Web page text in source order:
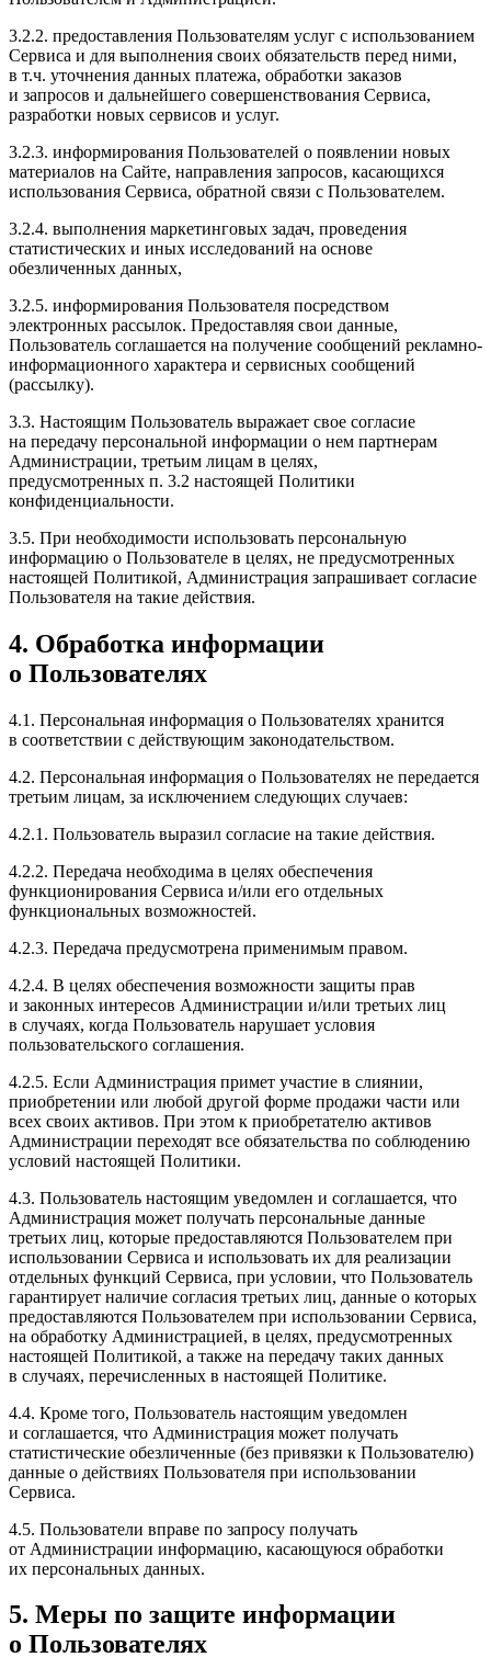
3.2.2. предоставления Пользователям услуг с использованием
Сервиса и для выполнения своих обязательств перед ними,
в т.ч. уточнения данных платежа, обработки заказов
и запросов и дальнейшего совершенствования Сервиса,
разработки новых сервисов и услуг.
3.2.3. информирования Пользователей о появлении новых
материалов на Сайте, направления запросов, касающихся
использования Сервиса, обратной связи с Пользователем.
3.2.4. выполнения маркетинговых задач, проведения
статистических и иных исследований на основе
обезличенных данных,
3.2.5. информирования Пользователя посредством
электронных рассылок. Предоставляя свои данные,
Пользователь соглашается на получение сообщений рекламно-
информационного характера и сервисных сообщений
(рассылку).
3.3. Настоящим Пользователь выражает свое согласие
на передачу персональной информации о нем партнерам
Администрации, третьим лицам в целях,
предусмотренных п. 3.2 настоящей Политики
конфиденциальности.
3.5. При необходимости использовать персональную
информацию о Пользователе в целях, не предусмотренных
настоящей Политикой, Администрация запрашивает согласие
Пользователя на такие действия.
4. Обработка информации
о Пользователях
4.1. Персональная информация о Пользователях хранится
в соответствии с действующим законодательством.
4.2. Персональная информация о Пользователях не передается
третьим лицам, за исключением следующих случаев:
4.2.1. Пользователь выразил согласие на такие действия.
4.2.2. Передача необходима в целях обеспечения
функционирования Сервиса и/или его отдельных
функциональных возможностей.
4.2.3. Передача предусмотрена применимым правом.
4.2.4. В целях обеспечения возможности защиты прав
и законных интересов Администрации и/или третьих лиц
в случаях, когда Пользователь нарушает условия
пользовательского соглашения.
4.2.5. Если Администрация примет участие в слиянии,
приобретении или любой другой форме продажи части или
всех своих активов. При этом к приобретателю активов
Администрации переходят все обязательства по соблюдению
условий настоящей Политики.
4.3. Пользователь настоящим уведомлен и соглашается, что
Администрация может получать персональные данные
третьих лиц, которые предоставляются Пользователем при
использовании Сервиса и использовать их для реализации
отдельных функций Сервиса, при условии, что Пользователь
гарантирует наличие согласия третьих лиц, данные о которых
предоставляются Пользователем при использовании Сервиса,
на обработку Администрацией, в целях, предусмотренных
настоящей Политикой, а также на передачу таких данных
в случаях, перечисленных в настоящей Политике.
4.4. Кроме того, Пользователь настоящим уведомлен
и соглашается, что Администрация может получать
статистические обезличенные (без привязки к Пользователю)
данные о действиях Пользователя при использовании
Сервиса.
4.5. Пользователи вправе по запросу получать
от Администрации информацию, касающуюся обработки
их персональных данных.
5. Меры по защите информации
о Пользователях